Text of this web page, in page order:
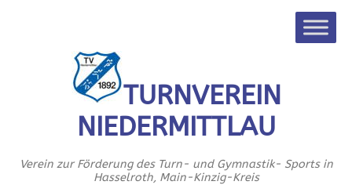
TURNVEREIN
NIEDERMITTLAU
Verein zur Förderung des Turn- und Gymnastik- Sports in
Hasselroth, Main-Kinzig-Kreis